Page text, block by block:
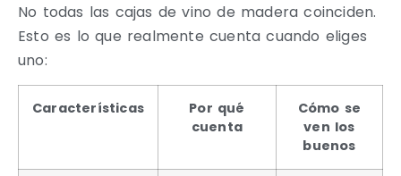
No todas las cajas de vino de madera coinciden.
Esto es lo que realmente cuenta cuando eliges
uno:
Características
Por qué
cuenta
Cómo se
ven los
buenos